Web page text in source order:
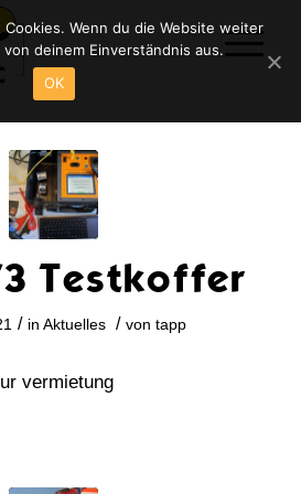
Testkoffer
/ inAktuelles / vontapp
vermietung
Wenn du die Website weiter
deinem Einverständnis aus.
OK